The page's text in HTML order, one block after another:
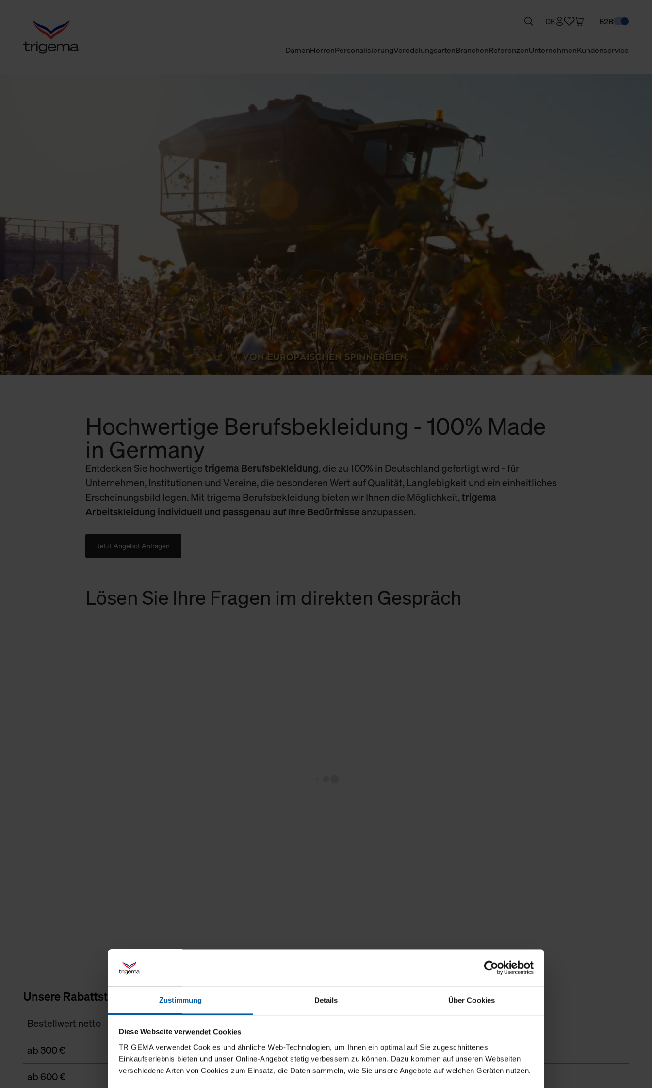
Zustimmung Details Über Cookies
Diese Webseite verwendet Cookies
TRIGEMA verwendet Cookies und ähnliche Web-Technologien, um Ihnen ein optimal auf Sie zugeschnittenes
Einkaufserlebnis bieten und unser Online-Angebot stetig verbessern zu können. Dazu kommen auf unseren Webseiten
verschiedene Arten von Cookies zum Einsatz, die Daten sammeln, wie Sie unsere Angebote auf welchen Geräten nutzen.
DamenHerrenPersonalisierungVeredelungsartenBranchenReferenzenUnternehmenKundenservice
DE B2B
Hochwertige Berufsbekleidung - 100% Made
in Germany
Entdecken Sie hochwertigetrigema Berufsbekleidung, die zu 100% in Deutschland gefertigt wird - für
Unternehmen, Institutionen und Vereine, die besonderen Wert auf Qualität, Langlebigkeit und ein einheitliches
Erscheinungsbild legen. Mit trigema Berufsbekleidung bieten wir Ihnen die Möglichkeit,trigema
Arbeitskleidung individuell und passgenau auf Ihre Bedürfnisse anzupassen.
Jetzt Angebot Anfragen
Lösen Sie Ihre Fragen im direkten Gespräch
Unsere Rabattstaffel
Bestellwert netto
ab 300 € 5 % Rabatt
ab 600 € 10 % Rabatt